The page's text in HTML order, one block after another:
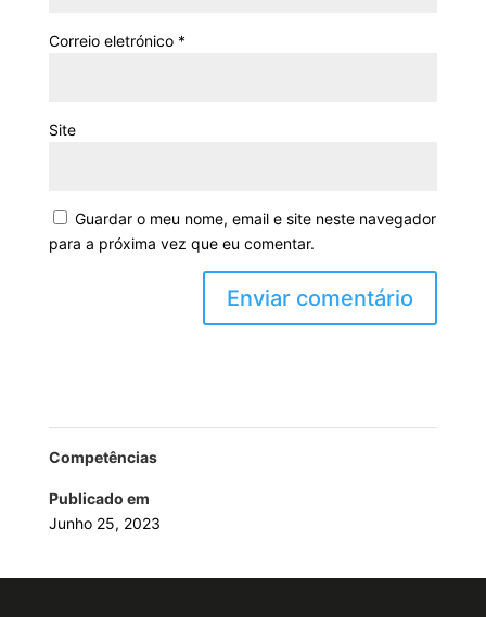
Correio eletrónico *
Site
Guardar o meu nome, email e site neste navegador
para a próxima vez que eu comentar.
Competências
Publicado em
Junho 25, 2023